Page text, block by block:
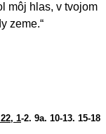
môj hlas, v tvojom
zeme.“
1-2. 9a. 10-13. 15-18